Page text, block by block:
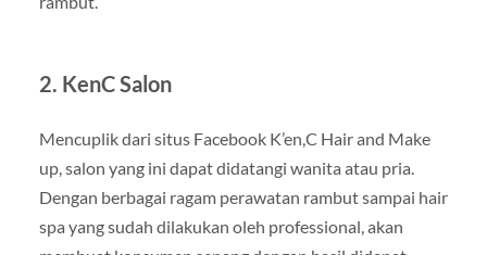
2. KenC Salon
Mencuplik dari situs Facebook K’en,C Hair and Make
up, salon yang ini dapat didatangi wanita atau pria.
Dengan berbagai ragam perawatan rambut sampai hair
spa yang sudah dilakukan oleh professional, akan